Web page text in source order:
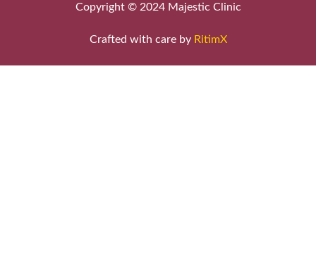
Copyright © 2024 Majestic Clinic
Crafted with care by RitimX